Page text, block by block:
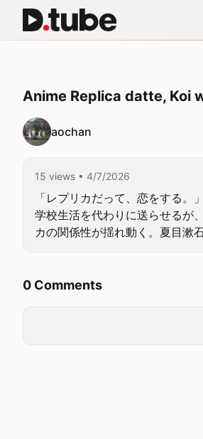
Anime Replica datte, Koi
aochan
15 views • 4/7/2026
「レプリカだって、恋をする
学校生活を代わりに送らせるが
カの関係性が揺れ動く。夏目漱
0 Comments